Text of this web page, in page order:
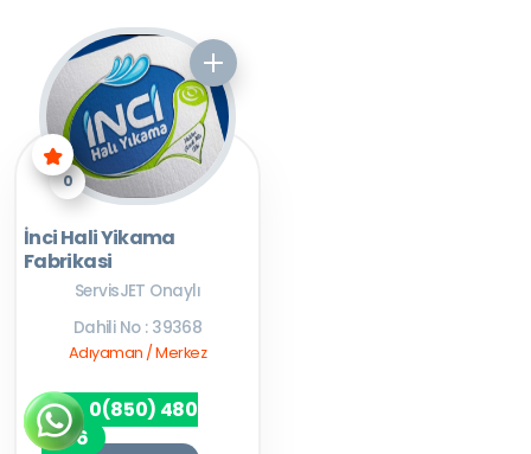
0
İnci Hali Yikama
Fabrikasi
ServisJET Onaylı
Dahili No : 39368
Adıyaman / Merkez
0(850) 480
7256